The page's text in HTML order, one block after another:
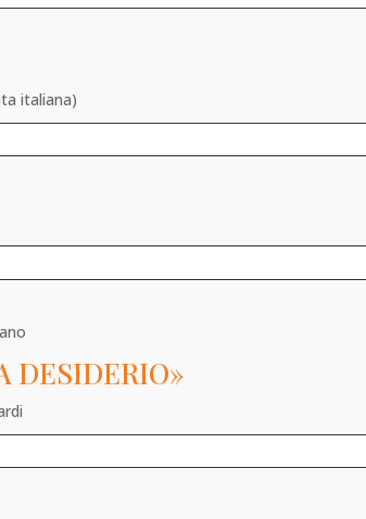
italiana)
DESIDERIO»